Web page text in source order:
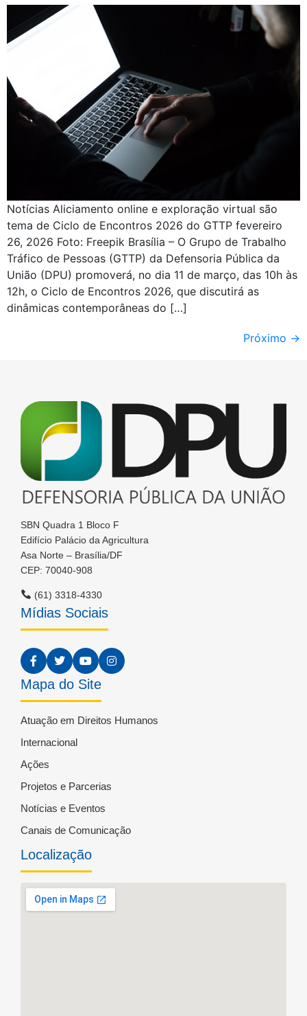
Notícias Aliciamento online e exploração virtual são
tema de Ciclo de Encontros 2026 do GTTP fevereiro
26, 2026 Foto: Freepik Brasília – O Grupo de Trabalho
Tráfico de Pessoas (GTTP) da Defensoria Pública da
União (DPU) promoverá, no dia 11 de março, das 10h às
12h, o Ciclo de Encontros 2026, que discutirá as
dinâmicas contemporâneas do […]
Próximo →
SBN Quadra 1 Bloco F
Edifício Palácio da Agricultura
Asa Norte – Brasília/DF
CEP: 70040-908
(61) 3318-4330
Mídias Sociais
Mapa do Site
Atuação em Direitos Humanos
Internacional
Ações
Projetos e Parcerias
Notícias e Eventos
Canais de Comunicação
Localização